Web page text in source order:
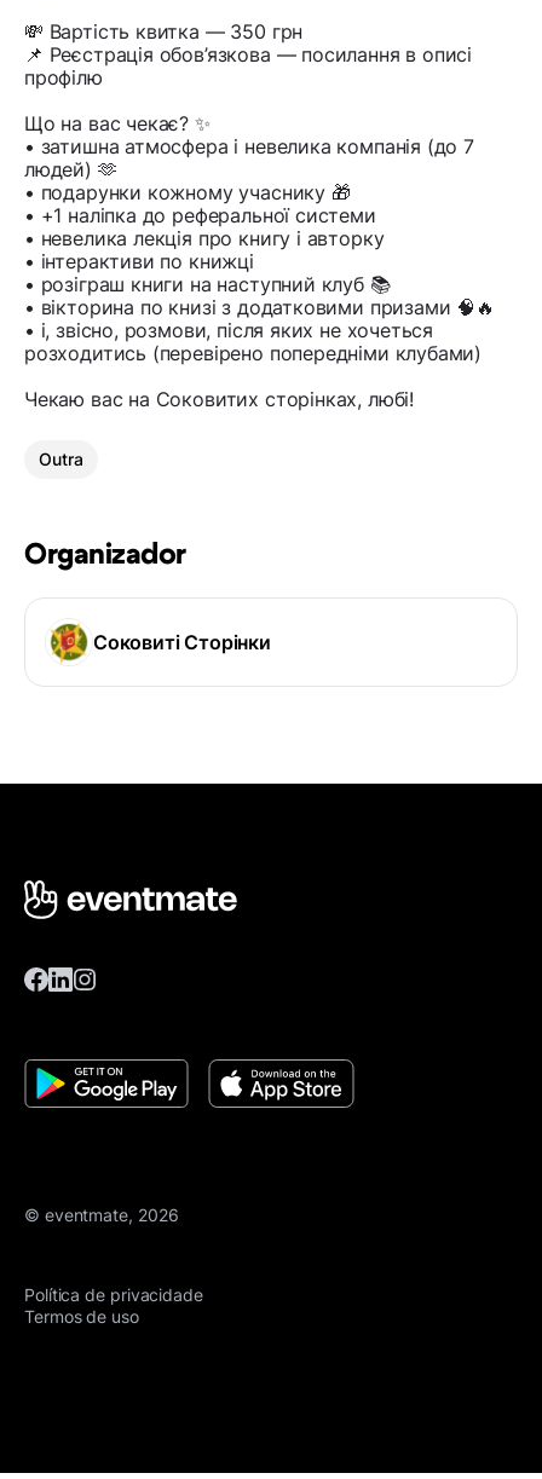
💸 Вартість квитка — 350 грн
📌 Реєстрація обов’язкова — посилання в описі
профілю
Що на вас чекає? ✨
• затишна атмосфера і невелика компанія (до 7
людей) 🫶
• подарунки кожному учаснику 🎁
• +1 наліпка до реферальної системи
• невелика лекція про книгу і авторку
• інтерактиви по книжці
• розіграш книги на наступний клуб 📚
• вікторина по книзі з додатковими призами 🧠🔥
• і, звісно, розмови, після яких не хочеться
розходитись (перевірено попередніми клубами)
Чекаю вас на Соковитих сторінках, любі!
Outra
Organizador
Соковиті Сторінки
© eventmate, 2026
Política de privacidade
Termos de uso